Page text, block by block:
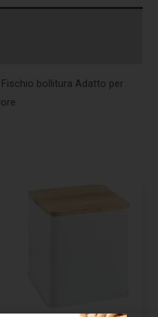
bollitura Adatto per